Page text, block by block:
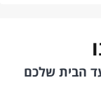
שלכם